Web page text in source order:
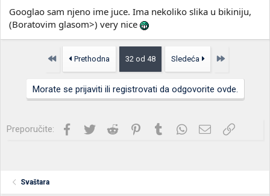
Googlao sam njeno ime juce. Ima nekoliko slika u bikiniju,
(Boratovim glasom>) very nice
Prvo Prethodna 32 od 48 Sledeća Poslednja
Morate se prijaviti ili registrovati da odgovorite ovde.
Preporučite: Facebook
Twitter Reddit PinterestTumblrWhatsApp
Imejl Link
Svaštara